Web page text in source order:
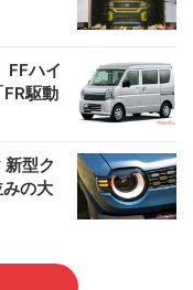
FFハイ
FR駆動
型ク
の大